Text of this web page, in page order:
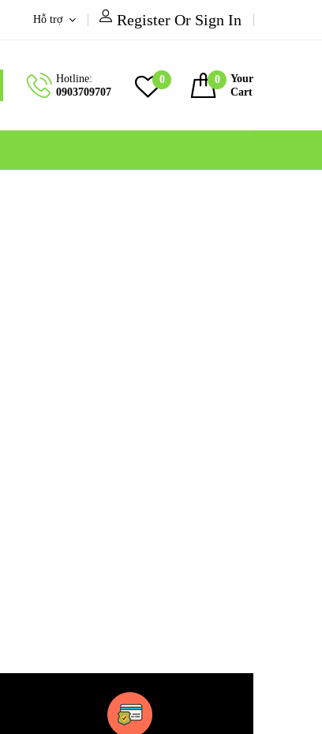
Hỗ trợ Register Or Sign In
Hotline:
0903709707
0 0
Your
Cart